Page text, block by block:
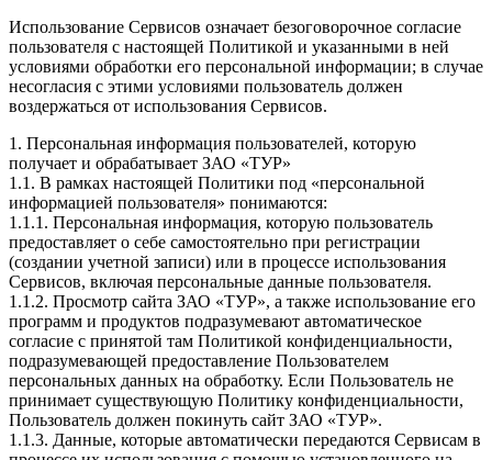
Использование Сервисов означает безоговорочное согласие
пользователя с настоящей Политикой и указанными в ней
условиями обработки его персональной информации; в случае
несогласия с этими условиями пользователь должен
воздержаться от использования Сервисов.
1. Персональная информация пользователей, которую
получает и обрабатывает ЗАО «ТУР»
1.1. В рамках настоящей Политики под «персональной
информацией пользователя» понимаются:
1.1.1. Персональная информация, которую пользователь
предоставляет о себе самостоятельно при регистрации
(создании учетной записи) или в процессе использования
Сервисов, включая персональные данные пользователя.
1.1.2. Просмотр сайта ЗАО «ТУР», а также использование его
программ и продуктов подразумевают автоматическое
согласие с принятой там Политикой конфиденциальности,
подразумевающей предоставление Пользователем
персональных данных на обработку. Если Пользователь не
принимает существующую Политику конфиденциальности,
Пользователь должен покинуть сайт ЗАО «ТУР».
1.1.3. Данные, которые автоматически передаются Сервисам в